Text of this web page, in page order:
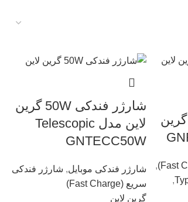
شارژر فندکی 50W گرین
,
,
شارژر فندکی 50W گرین
لاین مدل Telescopic
GNTECC50W
شارژر فندکی موبایل, شارژر فندکی
سریع (Fast Charge)
گرین لاین